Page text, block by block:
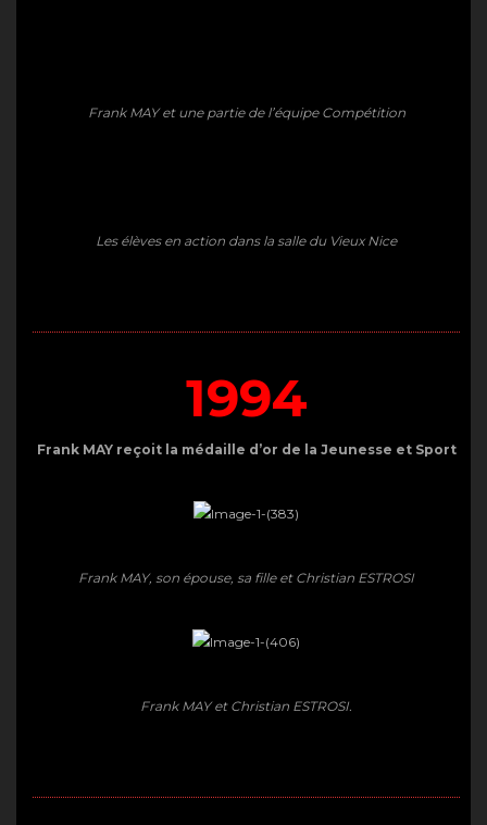
Frank MAY et une partie de l’équipe Compétition
Les élèves en action dans la salle du Vieux Nice
1994
Frank MAY reçoit la médaille d’or de la Jeunesse et Sport
Frank MAY, son épouse, sa fille et Christian ESTROSI
Frank MAY et Christian ESTROSI.